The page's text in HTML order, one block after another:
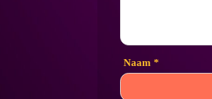
Naam *